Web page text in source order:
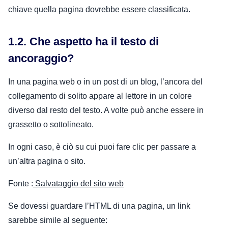
chiave quella pagina dovrebbe essere classificata.
1.2. Che aspetto ha il testo di
ancoraggio?
In una pagina web o in un post di un blog, l’ancora del
collegamento di solito appare al lettore in un colore
diverso dal resto del testo. A volte può anche essere in
grassetto o sottolineato.
In ogni caso, è ciò su cui puoi fare clic per passare a
un’altra pagina o sito.
Fonte : Salvataggio del sito web
Se dovessi guardare l’HTML di una pagina, un link
sarebbe simile al seguente: